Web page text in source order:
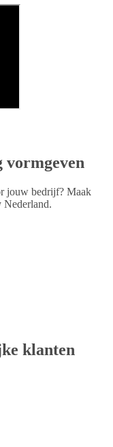
vormgeven
jouw bedrijf? Maak
Nederland.
klanten